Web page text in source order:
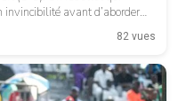
invincibilité avant d’aborder
ont rapidement pris le82 vues